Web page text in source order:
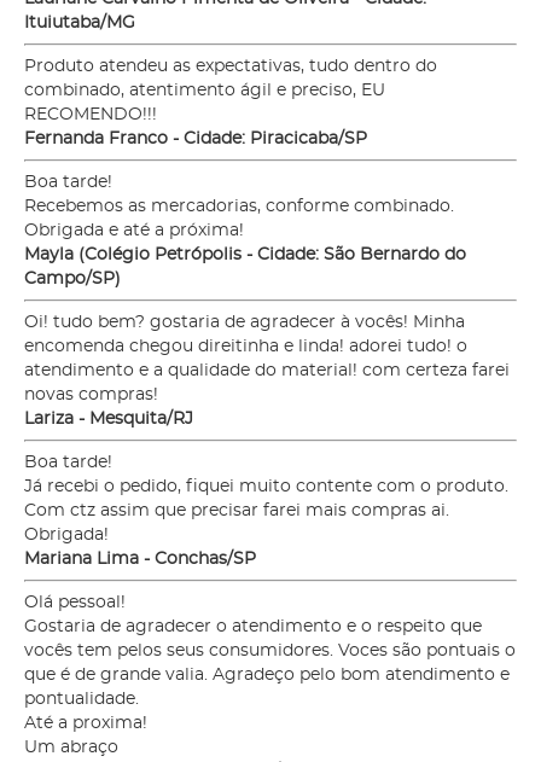
Ituiutaba/MG
Produto atendeu as expectativas, tudo dentro do
combinado, atentimento ágil e preciso, EU
RECOMENDO!!!
Fernanda Franco - Cidade: Piracicaba/SP
Boa tarde!
Recebemos as mercadorias, conforme combinado.
Obrigada e até a próxima!
Mayla (Colégio Petrópolis - Cidade: São Bernardo do
Campo/SP)
Oi! tudo bem? gostaria de agradecer à vocês! Minha
encomenda chegou direitinha e linda! adorei tudo! o
atendimento e a qualidade do material! com certeza farei
novas compras!
Lariza - Mesquita/RJ
Boa tarde!
Já recebi o pedido, fiquei muito contente com o produto.
Com ctz assim que precisar farei mais compras ai.
Obrigada!
Mariana Lima - Conchas/SP
Olá pessoal!
Gostaria de agradecer o atendimento e o respeito que
vocês tem pelos seus consumidores. Voces são pontuais o
que é de grande valia. Agradeço pelo bom atendimento e
pontualidade.
Até a proxima!
Um abraço